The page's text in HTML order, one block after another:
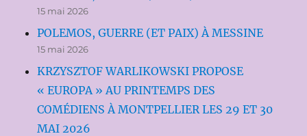
15 mai 2026
POLEMOS, GUERRE (ET PAIX) À MESSINE
15 mai 2026
KRZYSZTOF WARLIKOWSKI PROPOSE
« EUROPA » AU PRINTEMPS DES
COMÉDIENS À MONTPELLIER LES 29 ET 30
MAI 2026